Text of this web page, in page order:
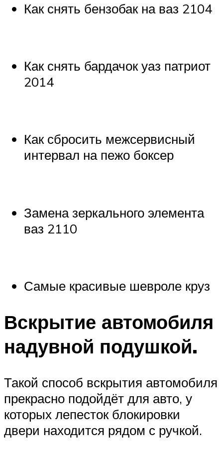
Как снять бензобак на ваз 2104
Как снять бардачок уаз патриот
2014
Как сбросить межсервисный
интервал на пежо боксер
Замена зеркального элемента
ваз 2110
Самые красивые шевроле круз
Вскрытие автомобиля
надувной подушкой.
Такой способ вскрытия автомобиля
прекрасно подойдёт для авто, у
которых лепесток блокировки
двери находится рядом с ручкой.